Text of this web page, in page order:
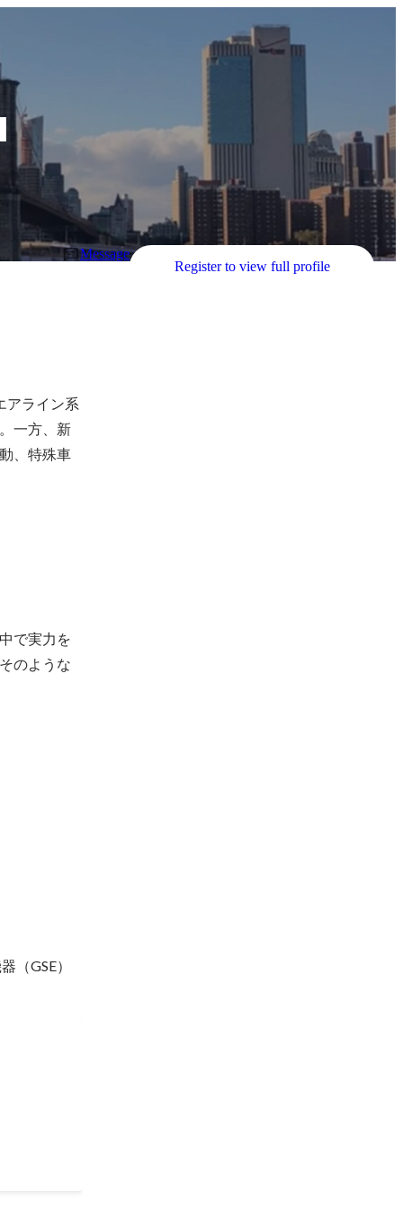
Message
Register to view full profile
アライン系
一方、新
、特殊車
で実力を
のような
（GSE）